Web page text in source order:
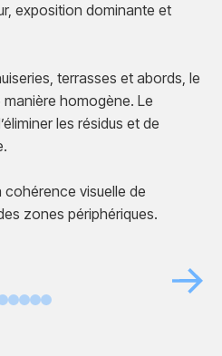
Après
exposition dominante et
terrasses et abords, le
homogène. Le
les résidus et de
visuelle de
zones périphériques.